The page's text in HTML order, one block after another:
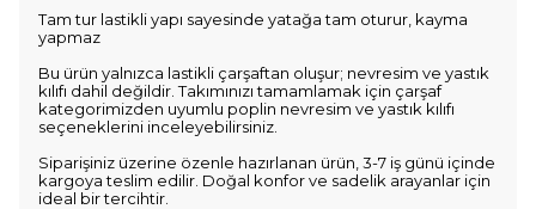
Tam tur lastikli yapı sayesinde yatağa tam oturur, kayma
yapmaz
Bu ürün yalnızca lastikli çarşaftan oluşur; nevresim ve yastık
kılıfı dahil değildir. Takımınızı tamamlamak için çarşaf
kategorimizden uyumlu poplin nevresim ve yastık kılıfı
seçeneklerini inceleyebilirsiniz.
Siparişiniz üzerine özenle hazırlanan ürün, 3-7 iş günü içinde
kargoya teslim edilir. Doğal konfor ve sadelik arayanlar için
ideal bir tercihtir.